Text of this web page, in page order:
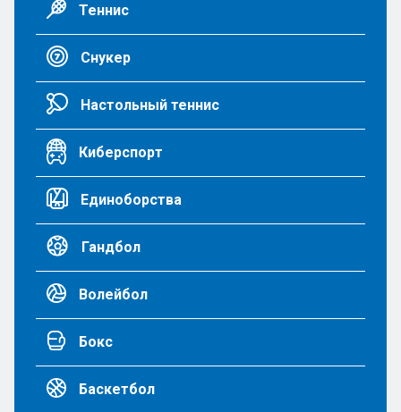
Теннис
Снукер
Настольный теннис
Киберспорт
Единоборства
Гандбол
Волейбол
Бокс
Баскетбол